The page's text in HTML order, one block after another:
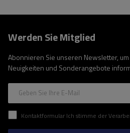
Werden Sie Mitglied
Abonnieren Sie unseren Newsletter,
Neuigkeiten und Sonderangebote
Geben Sie Ihre E-Mail
Kontaktformular Ich stimme der Verarbeitung meiner im Kontaktformular enthaltenen personenbezogenen